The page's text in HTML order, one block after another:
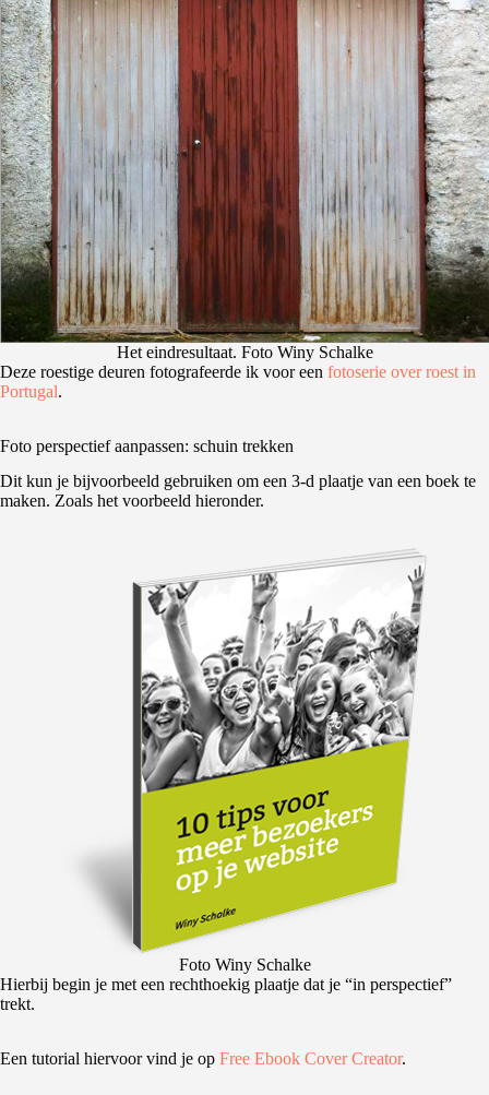
Het eindresultaat. Foto Winy Schalke
Deze roestige deuren fotografeerde ik voor een fotoserie over roest in
Portugal.
Foto perspectief aanpassen: schuin trekken
Dit kun je bijvoorbeeld gebruiken om een 3-d plaatje van een boek te
maken. Zoals het voorbeeld hieronder.
Foto Winy Schalke
Hierbij begin je met een rechthoekig plaatje dat je “in perspectief”
trekt.
Een tutorial hiervoor vind je op Free Ebook Cover Creator.